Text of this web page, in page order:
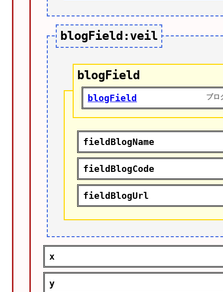
blogField:veil
blogField
blogField ブロ
fieldBlogName
fieldBlogCode
fieldBlogUrl
x
y